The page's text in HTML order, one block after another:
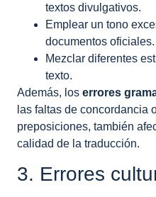
textos divulgativos.
Emplear un tono
documentos oficiales.
Mezclar diferentes
texto.
Además, los errores
las faltas de concordancia
preposiciones, también
calidad de la traducción.
3. Errores